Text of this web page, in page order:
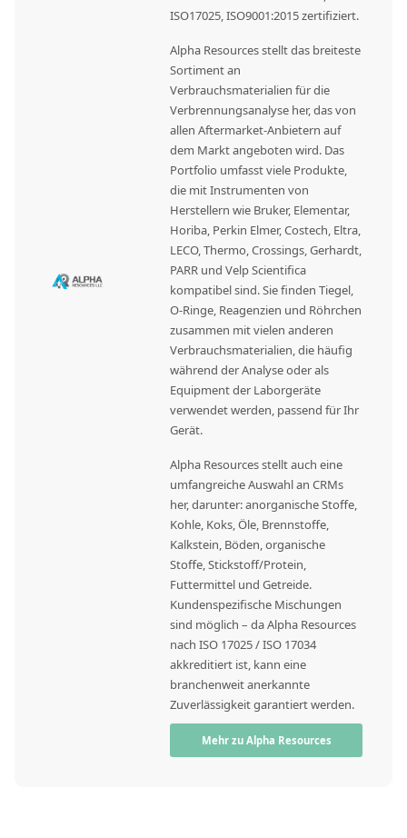
ISO17025, ISO9001:2015 zertifiziert.
Alpha Resources stellt das breiteste
Sortiment an
Verbrauchsmaterialien für die
Verbrennungsanalyse her, das von
allen Aftermarket-Anbietern auf
dem Markt angeboten wird. Das
Portfolio umfasst viele Produkte,
die mit Instrumenten von
Herstellern wie Bruker, Elementar,
Horiba, Perkin Elmer, Costech, Eltra,
LECO, Thermo, Crossings, Gerhardt,
PARR und Velp Scientifica
kompatibel sind. Sie finden Tiegel,
O-Ringe, Reagenzien und Röhrchen
zusammen mit vielen anderen
Verbrauchsmaterialien, die häufig
während der Analyse oder als
Equipment der Laborgeräte
verwendet werden, passend für Ihr
Gerät.
Alpha Resources stellt auch eine
umfangreiche Auswahl an CRMs
her, darunter: anorganische Stoffe,
Kohle, Koks, Öle, Brennstoffe,
Kalkstein, Böden, organische
Stoffe, Stickstoff/Protein,
Futtermittel und Getreide.
Kundenspezifische Mischungen
sind möglich – da Alpha Resources
nach ISO 17025 / ISO 17034
akkreditiert ist, kann eine
branchenweit anerkannte
Zuverlässigkeit garantiert werden.
Mehr zu Alpha Resources